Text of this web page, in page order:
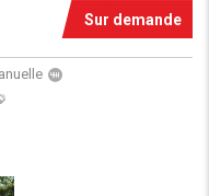
Sur demande